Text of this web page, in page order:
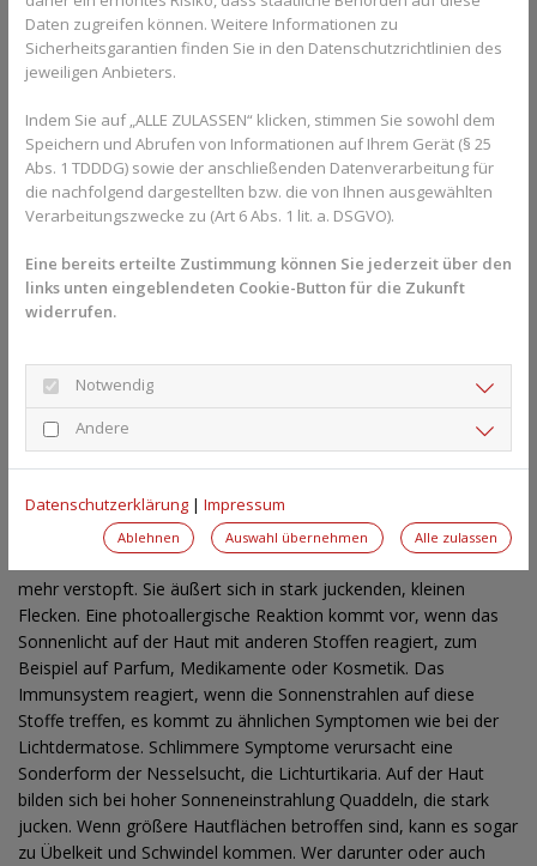
Meist tritt die Sonnenallergie im Frühling auf, wenn die Haut
noch nicht an die stärkeren Sonnenstrahlen gewöhnt ist.
Besonders Menschen mit sehr heller Haut sind davon betroffen.
Melanin auf die Sonnenstrahlung reagiert und die Haut braun
werden lässt und die Haut so auch vor den UV-A- und UV-B-
Strahlen schützt, ist diese Funktion bei Menschen mit
Sonnenallergie beeinträchtigt. Wer die Symptome bemerkt,
sollte sich aus der direkten Sonne zurückziehen. Außerdem ist es
Lichtschutzfaktor einzucremen und die Haut mit langer Kleidung
zu schützen. Dies gilt für Babys und Kleinkinder übrigens immer:
dadurch auch geschädigt werden.
Weiter Auslöser von
Allergiesymptomen durch die Sonne
Im Sommer gibt es weitere Formen von Hautreaktionen. Die
sogenannte Mallorca-Akne entsteht, wenn fettige
mehr verstopft. Sie äußert sich in stark juckenden, kleinen
Flecken. Eine photoallergische Reaktion kommt vor, wenn das
Sonnenlicht auf der Haut mit anderen Stoffen reagiert, zum
Beispiel auf Parfum, Medikamente oder Kosmetik. Das
Immunsystem reagiert, wenn die Sonnenstrahlen auf diese
Stoffe treffen, es kommt zu ähnlichen Symptomen wie bei der
Lichtdermatose. Schlimmere Symptome verursacht eine
Sonderform der Nesselsucht, die Lichturtikaria. Auf der Haut
bilden sich bei hoher Sonneneinstrahlung Quaddeln, die stark
jucken. Wenn größere Hautflächen betroffen sind, kann es sogar
zu Übelkeit und Schwindel kommen. Wer darunter oder auch
Daten zugreifen können. Weitere Informationen zu
Sicherheitsgarantien finden Sie in den Datenschutzrichtlinien des
jeweiligen Anbieters.
Indem Sie auf „ALLE ZULASSEN“ klicken, stimmen Sie sowohl dem
Speichern und Abrufen von Informationen auf Ihrem Gerät (§ 25
Abs. 1 TDDDG) sowie der anschließenden Datenverarbeitung für
die nachfolgend dargestellten bzw. die von Ihnen ausgewählten
Verarbeitungszwecke zu (Art 6 Abs. 1 lit. a. DSGVO).
Eine bereits erteilte Zustimmung können Sie jederzeit über den
links unten eingeblendeten Cookie-Button für die Zukunft
widerrufen.
Notwendig
Andere
Datenschutzerklärung | Impressum
Ablehnen Auswahl übernehmen Alle zulassen